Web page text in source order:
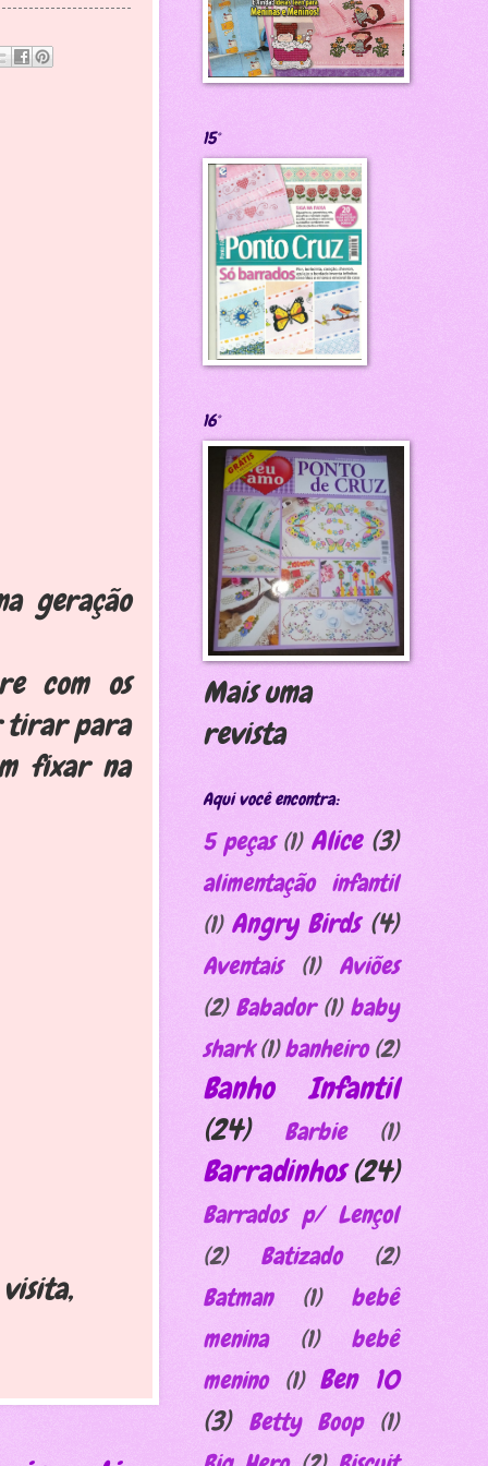
geração
com os
tirar para
fixar na
15°
16°
Mais uma
revista
Aqui você encontra:
5 peças (1) Alice (3)
alimentação infantil
(1) Angry Birds (4)
Aventais (1)
Aviões
(2) Babador (1) baby
shark (1) banheiro (2)
Banho Infantil
(24)
Barbie (1)
Barradinhos (24)
Barrados p/ Lençol
(2)
Batizado
(2)
Batman
(1)
bebê
menina
(1)
bebê
menino (1) Ben 10
(3) Betty Boop (1)